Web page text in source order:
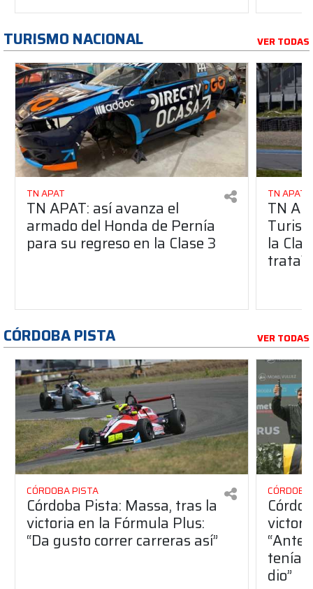
TURISMO NACIONAL VER TODAS
TN APAT
TN APAT: así avanza el
armado del Honda de Pernía
para su regreso en la Clase 3
TN APAT
TN
la
trata?
CÓRDOBA PISTA VER TODAS
CÓRDOBA PISTA
Córdoba Pista: Massa, tras la
victoria en la Fórmula Plus:
“Da gusto correr carreras así”
dio”